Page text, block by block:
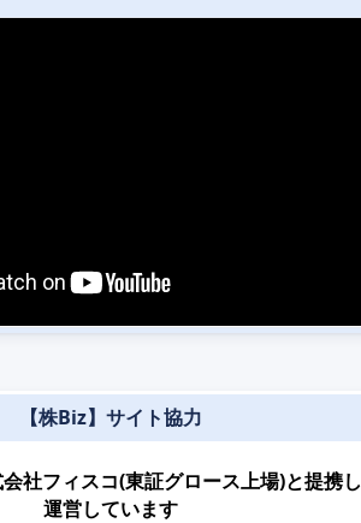
【株Biz】サイト協力
会社フィスコ(東証グロース上場)と提携
運営しています